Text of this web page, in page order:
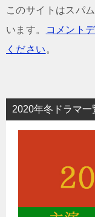
このサイトはスパ
います。
コメント
ください 。
2020年冬ドラマ一